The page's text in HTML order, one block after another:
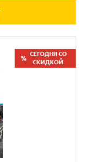
СЕГОДНЯ СО
СКИДКОЙ